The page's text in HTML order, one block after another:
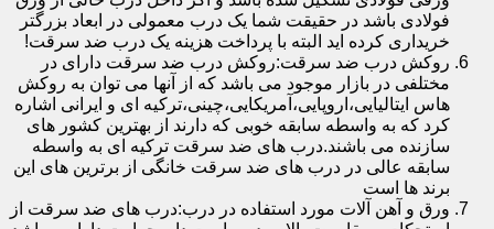
فولادی باشد در حقیقت شما یک درب معمولی در ابعاد بزرگتر
خریداری کرده اید البته با پرداخت هزینه یک درب ضد سرقت!
روکش درب ضد سرقت:روکش درب ضد سرقت دارای در
مختلفی در بازار موجود می باشد که از آنها می توان به روکش
هاس ایتالیایی،اروپایی،آمریکایی،چینی،ترکیه ای و ایرانی اشاره
کرد که به واسطه سابقه خوبی که دارند از بهترین کشور های
سازنده می باشند.درب های ضد سرقت ترکیه ای به واسطه
سابقه عالی در درب های ضد سرقت خانگی از برترین های این
برند ها است
ورق و آهن آلات مورد استفاده در درب:درب های ضد سرقت از